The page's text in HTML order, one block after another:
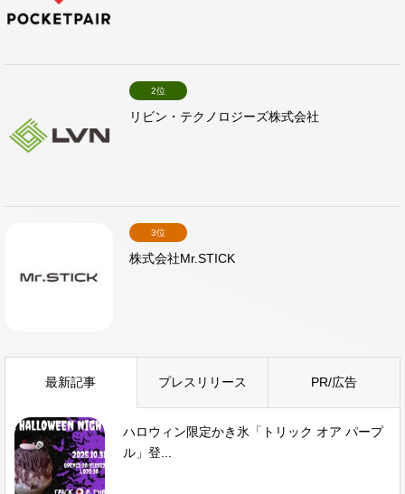
2位
リビン・テクノロジーズ株式会社
3位
株式会社Mr.STICK
最新記事 プレスリリース PR/広告
ハロウィン限定かき氷「トリック オア パープ
ル」登...